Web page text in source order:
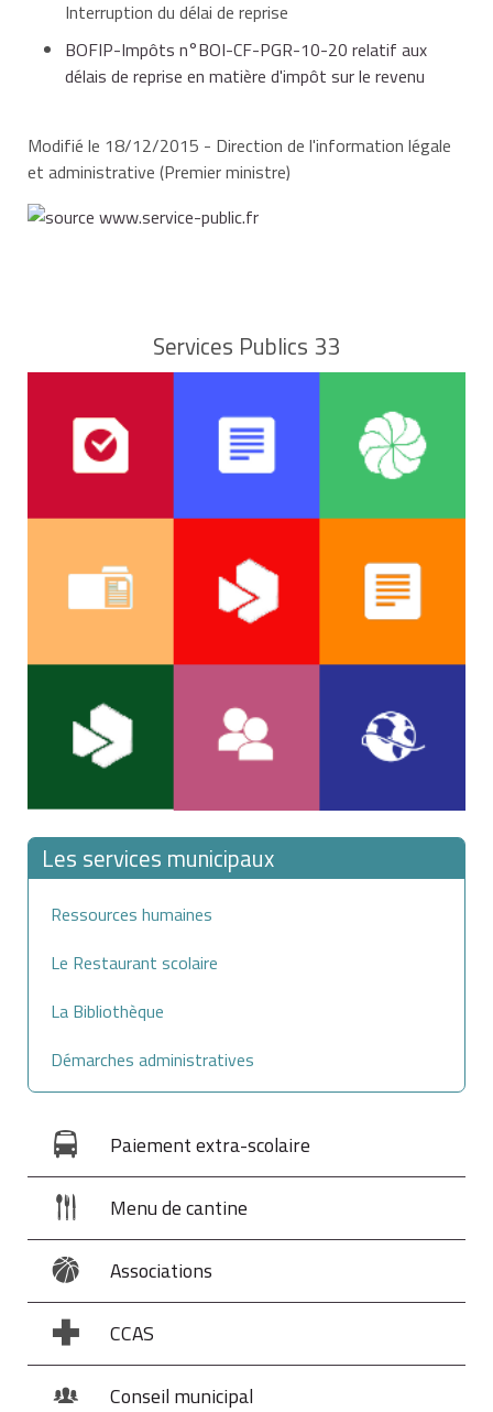
Interruption du délai de reprise
BOFIP-Impôts n°BOI-CF-PGR-10-20 relatif aux
délais de reprise en matière d'impôt sur le revenu
Modifié le 18/12/2015 - Direction de l'information légale
et administrative (Premier ministre)
Services Publics 33
Les services municipaux
Ressources humaines
Le Restaurant scolaire
La Bibliothèque
Démarches administratives
Paiement extra-scolaire
Menu de cantine
Associations
CCAS
Conseil municipal